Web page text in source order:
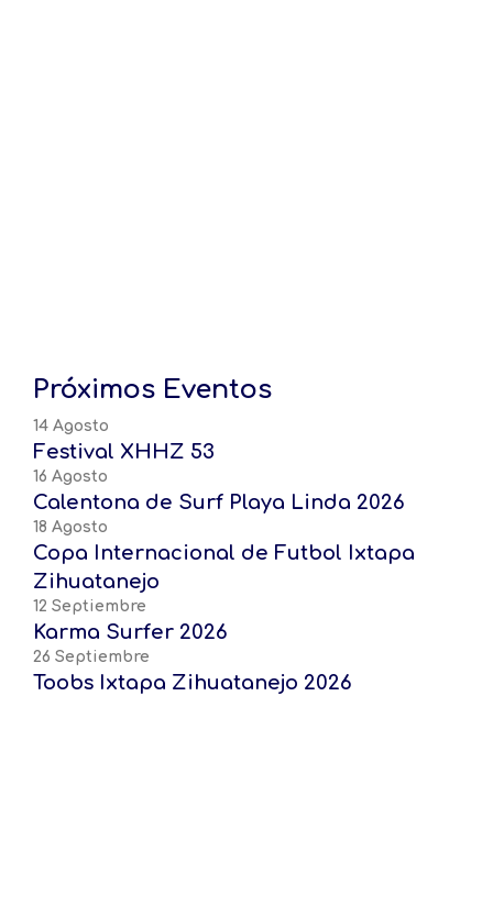
Próximos Eventos
14 Agosto
Festival XHHZ 53
16 Agosto
Calentona de Surf Playa Linda 2026
18 Agosto
Copa Internacional de Futbol Ixtapa
Zihuatanejo
12 Septiembre
Karma Surfer 2026
26 Septiembre
Toobs Ixtapa Zihuatanejo 2026